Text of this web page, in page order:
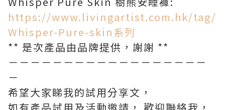
https://www.livingartist.com.hk/tag/
Whisper-Pure-skin系列
** 是次產品由品牌提供，謝謝 **
​－－－－－－－－－－－－－－－－－－
－
希望大家睇我的試用分享文，